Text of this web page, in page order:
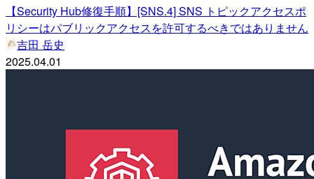
【Security Hub修復手順】[SNS.4] SNS トピックアクセスポ
リシーはパブリックアクセスを許可するべきではありません
吉田 岳史
2025.04.01